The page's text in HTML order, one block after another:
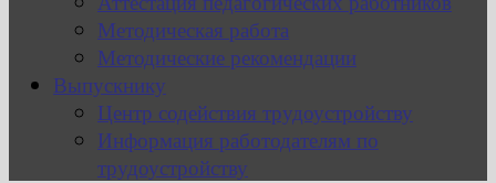
Методическая работа
Методические рекомендации
Выпускнику
Центр содействия трудоустройству
Информация работодателям по
трудоустройству